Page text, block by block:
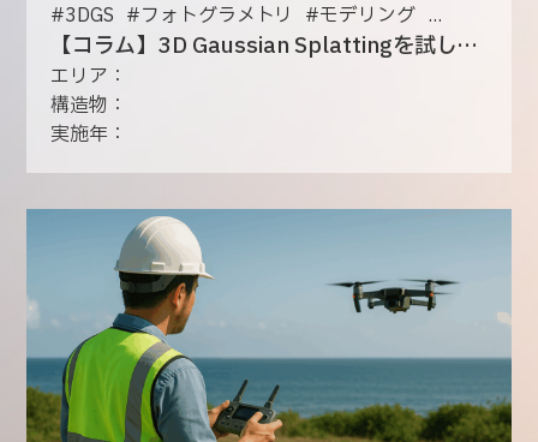
#3DGS #フォトグラメトリ #モデリング ...
【コラム】3D Gaussian Splattingを試してみた
エリア：
構造物：
実施年：